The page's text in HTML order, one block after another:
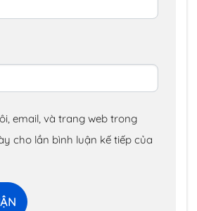
email, và trang web trong
cho lần bình luận kế tiếp của